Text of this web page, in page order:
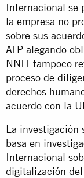
Internacional se
la empresa no
sobre sus
ATP alegando
NNIT tampoco
proceso de
derechos
acuerdo con la
La investigación
basa en
Internacional
digitalización